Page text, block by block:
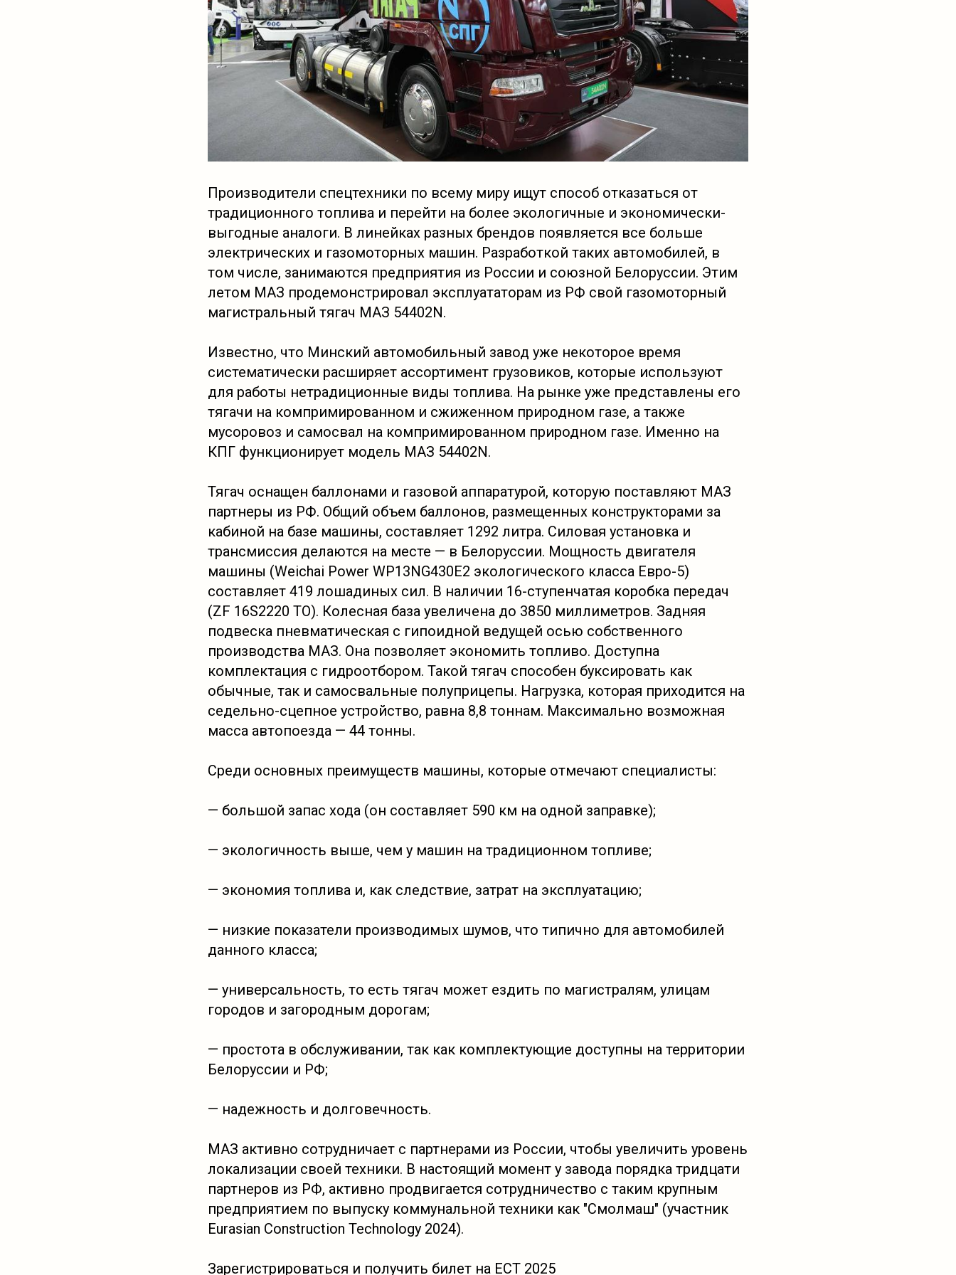
Производители спецтехники по всему миру ищут способ отказаться от
традиционного топлива и перейти на более экологичные и экономически-
выгодные аналоги. В линейках разных брендов появляется все больше
электрических и газомоторных машин. Разработкой таких автомобилей, в
том числе, занимаются предприятия из России и союзной Белоруссии. Этим
летом МАЗ продемонстрировал эксплуататорам из РФ свой газомоторный
магистральный тягач МАЗ 54402N.
Известно, что Минский автомобильный завод уже некоторое время
систематически расширяет ассортимент грузовиков, которые используют
для работы нетрадиционные виды топлива. На рынке уже представлены его
тягачи на компримированном и сжиженном природном газе, а также
мусоровоз и самосвал на компримированном природном газе. Именно на
КПГ функционирует модель МАЗ 54402N.
Тягач оснащен баллонами и газовой аппаратурой, которую поставляют МАЗ
партнеры из РФ. Общий объем баллонов, размещенных конструкторами за
кабиной на базе машины, составляет 1292 литра. Силовая установка и
трансмиссия делаются на месте — в Белоруссии. Мощность двигателя
машины (Weichai Power WP13NG430E2 экологического класса Евро-5)
составляет 419 лошадиных сил. В наличии 16-ступенчатая коробка передач
(ZF 16S2220 TO). Колесная база увеличена до 3850 миллиметров. Задняя
подвеска пневматическая с гипоидной ведущей осью собственного
производства МАЗ. Она позволяет экономить топливо. Доступна
комплектация с гидроотбором. Такой тягач способен буксировать как
обычные, так и самосвальные полуприцепы. Нагрузка, которая приходится на
седельно-сцепное устройство, равна 8,8 тоннам. Максимально возможная
масса автопоезда — 44 тонны.
Среди основных преимуществ машины, которые отмечают специалисты:
— большой запас хода (он составляет 590 км на одной заправке);
— экологичность выше, чем у машин на традиционном топливе;
— экономия топлива и, как следствие, затрат на эксплуатацию;
— низкие показатели производимых шумов, что типично для автомобилей
данного класса;
— универсальность, то есть тягач может ездить по магистралям, улицам
городов и загородным дорогам;
— простота в обслуживании, так как комплектующие доступны на территории
Белоруссии и РФ;
— надежность и долговечность.
МАЗ активно сотрудничает с партнерами из России, чтобы увеличить уровень
локализации своей техники. В настоящий момент у завода порядка тридцати
партнеров из РФ, активно продвигается сотрудничество с таким крупным
предприятием по выпуску коммунальной техники как "Смолмаш" (участник
Eurasian Construction Technology 2024).
Зарегистрироваться и получить билет на ECT 2025